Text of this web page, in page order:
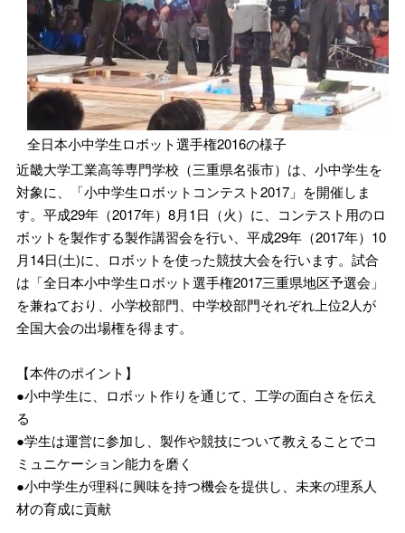
全日本小中学生ロボット選手権2016の様子
近畿大学工業高等専門学校（三重県名張市）は、小中学生を
対象に、「小中学生ロボットコンテスト2017」を開催しま
す。平成29年（2017年）8月1日（火）に、コンテスト用のロ
ボットを製作する製作講習会を行い、平成29年（2017年）10
月14日(土)に、ロボットを使った競技大会を行います。試合
は「全日本小中学生ロボット選手権2017三重県地区予選会」
を兼ねており、小学校部門、中学校部門それぞれ上位2人が
全国大会の出場権を得ます。
【本件のポイント】
●小中学生に、ロボット作りを通じて、工学の面白さを伝え
る
●学生は運営に参加し、製作や競技について教えることでコ
ミュニケーション能力を磨く
●小中学生が理科に興味を持つ機会を提供し、未来の理系人
材の育成に貢献